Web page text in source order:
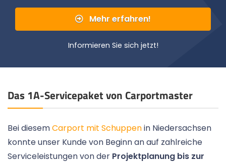
Mehr erfahren!
Informieren Sie sich jetzt!
Das 1A-Servicepaket von Carportmaster
Bei diesemCarport mit Schuppenin Niedersachsen
konnte unser Kunde von Beginn an auf zahlreiche
Serviceleistungen von der Projektplanung bis zur